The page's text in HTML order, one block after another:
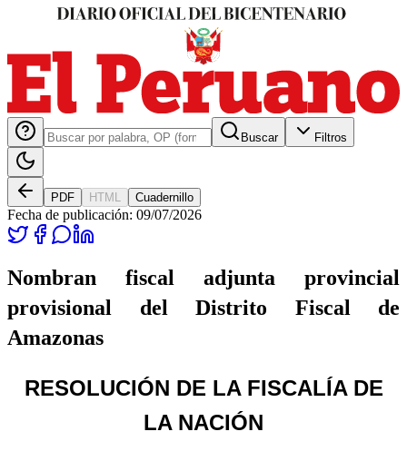
Buscar Filtros
PDF HTML Cuadernillo
Fecha de publicación: 09/07/2026
Nombran fiscal adjunta provincial
provisional del Distrito Fiscal de
Amazonas
RESOLUCIÓN DE LA FISCALÍA DE
LA NACIÓN